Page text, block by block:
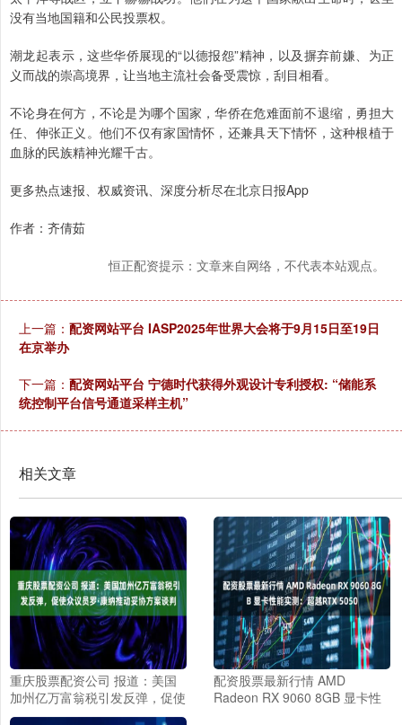
没有当地国籍和公民投票权。
潮龙起表示，这些华侨展现的“以德报怨”精神，以及摒弃前嫌、为正
义而战的崇高境界，让当地主流社会备受震惊，刮目相看。
不论身在何方，不论是为哪个国家，华侨在危难面前不退缩，勇担大
任、伸张正义。他们不仅有家国情怀，还兼具天下情怀，这种根植于
血脉的民族精神光耀千古。
更多热点速报、权威资讯、深度分析尽在北京日报App
作者：齐倩茹
恒正配资提示：文章来自网络，不代表本站观点。
上一篇： 配资网站平台 IASP2025年世界大会将于9月15日至19日
在京举办
下一篇： 配资网站平台 宁德时代获得外观设计专利授权: “储能系
统控制平台信号通道采样主机”
相关文章
重庆股票配资公司 报道：美国
加州亿万富翁税引发反弹，促使
众议员罗·康纳推动妥协方案谈
配资股票最新行情 AMD
Radeon RX 9060 8GB 显卡性